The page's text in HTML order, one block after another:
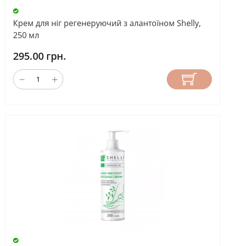
Крем для ніг регенеруючий з алантоїном Shelly,
250 мл
295.00 грн.